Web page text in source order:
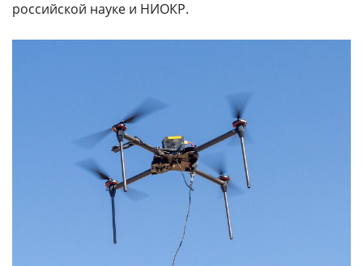
российской науке и НИОКР.